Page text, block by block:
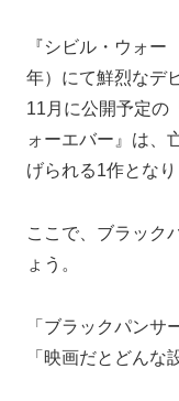
『シビル・ウォ
年）にて鮮烈なデ
11月に公開予定
ォーエバー』は、
げられる1作となり
ここで、ブラック
ょう。
「ブラックパンサ
「映画だとどんな